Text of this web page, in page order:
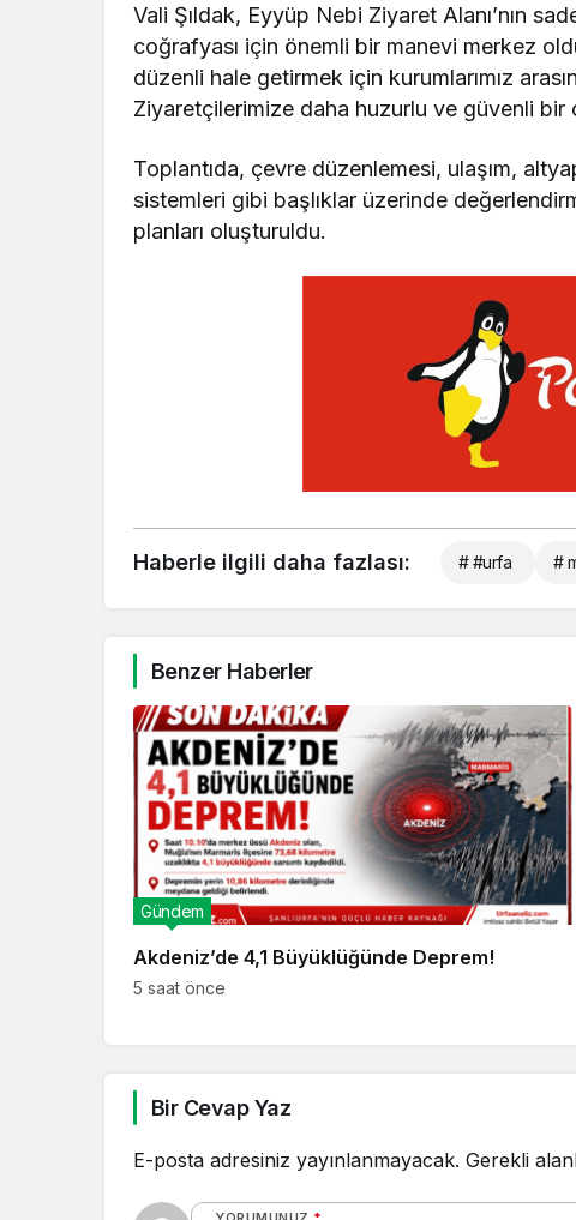
Vali Şıldak, Eyyüp Nebi Ziyaret Alanı’nın
coğrafyası için önemli bir manevi merkez
düzenli hale getirmek için kurumlarımız
Ziyaretçilerimize daha huzurlu ve güvenli
Toplantıda, çevre düzenlemesi, ulaşım,
sistemleri gibi başlıklar üzerinde
planları oluşturuldu.
Haberle ilgili daha fazlası: # #urfa #
Benzer Haberler
Akdeniz’de 4,1 Büyüklüğünde Deprem!
Gündem
5 saat önce
Bir Cevap Yaz
E-posta adresiniz yayınlanmayacak. Gerekli